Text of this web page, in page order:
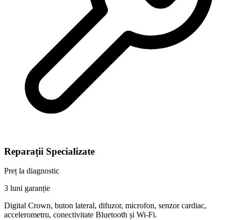
Reparații Specializate
Preț la diagnostic
3 luni garanție
Digital Crown, buton lateral, difuzor, microfon, senzor cardiac,
accelerometru, conectivitate Bluetooth și Wi-Fi.